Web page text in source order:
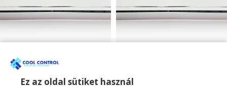
Fisher 3.4kW mono
oldalfali klíma SUMMER
sorozat
Ez az oldal sütiket használ